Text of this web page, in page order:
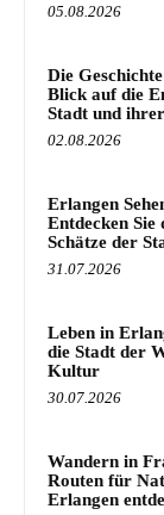
05.08.2026
Die
Blick auf die
Stadt und
02.08.2026
Erlangen
Entdecken Sie
Schätze der
31.07.2026
Leben in
die Stadt der
Kultur
30.07.2026
Wandern in
Routen für
Erlangen